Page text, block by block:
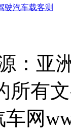
驶汽车载客测
：亚
所有
网